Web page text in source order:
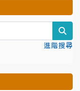
進階搜尋